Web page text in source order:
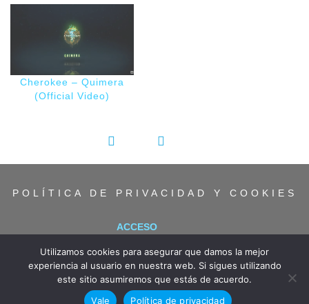
Cherokee – Quimera
(Official Video)
POLÍTICA DE PRIVACIDAD Y COOKIES
ACCESO
Utilizamos cookies para asegurar que damos la mejor
experiencia al usuario en nuestra web. Si sigues utilizando
este sitio asumiremos que estás de acuerdo.
Vale
Política de privacidad